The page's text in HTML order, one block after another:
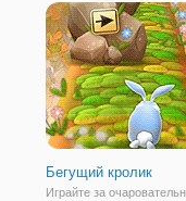
последовательных
зарабатывать больше
Бегущий кролик
Играйте за